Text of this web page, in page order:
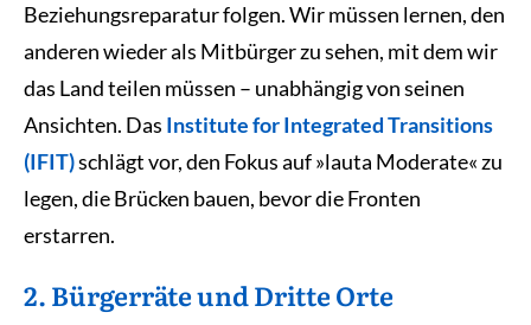
Beziehungsreparatur folgen. Wir müssen lernen, den
anderen wieder als Mitbürger zu sehen, mit dem wir
das Land teilen müssen – unabhängig von seinen
Ansichten. Das Institute for Integrated Transitions
(IFIT)schlägt vor, den Fokus auf »lauta Moderate« zu
legen, die Brücken bauen, bevor die Fronten
erstarren.
2. Bürgerräte und Dritte Orte